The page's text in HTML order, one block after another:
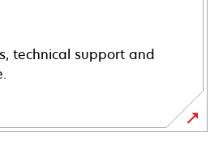
technical support and